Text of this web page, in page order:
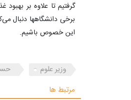
گرفتیم تا علاوه بر
برخی دانشگاهها دنبال
این خصوص باشیم.
وزیر علوم
مرتبط ها